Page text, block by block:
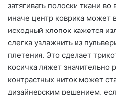
затягивать полоски ткани
иначе центр коврика может
исходный хлопок кажется
слегка увлажнить из
плетения. Это сделает
косичка ляжет значительно
контрастных ниток может
дизайнерским решением,